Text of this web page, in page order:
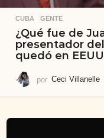
CUBA ,GENTE
¿Qué fue de
presentador
quedó en
por Ceci Villanelle